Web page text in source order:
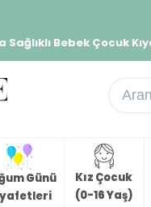
Sağlıklı Bebek Çocuk
Günü
Kız Çocuk
(0-16 Yaş)